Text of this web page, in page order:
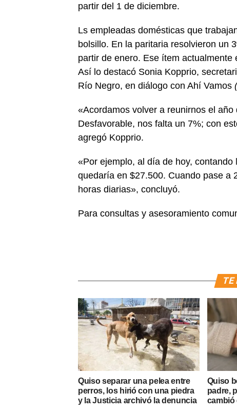
partir del 1 de diciembre.
Ls empleadas domésticas que
bolsillo. En la paritaria resolvieron un
partir de enero. Ese ítem
Así lo destacó Sonia Kopprio,
Río Negro, en diálogo con Ahí Vamos
«Acordamos volver a reunirnos el
Desfavorable, nos falta un 7%; con
agregó Kopprio.
«Por ejemplo, al día de hoy,
quedaría en $27.500. Cuando pase a
horas diarias», concluyó.
Para consultas y asesoramiento
TE
Quiso separar una pelea entre
perros, los hirió con una piedra
y la Justicia archivó la denuncia
Quiso
padre,
cambió